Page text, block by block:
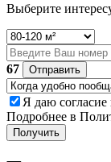
Выберите
67
Отправить
Я даю согласие
Подробнее в
Получить